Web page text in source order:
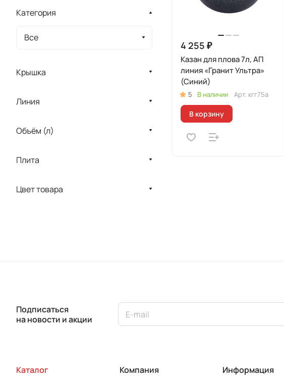
4 255 ₽
Казан для плова 7л, АП
линия «Гранит Ультра»
(Синий)
5 В наличии Арт. кгг75а
В корзину
Категория
Все
Крышка
Линия
Объём (л)
Плита
Цвет товара
Подписаться
на новости и акции
Каталог Компания Информация